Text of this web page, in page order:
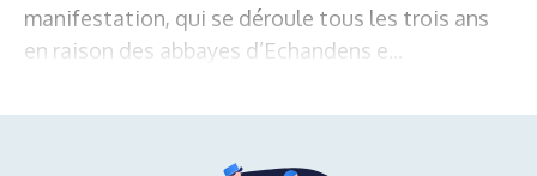
manifestation, qui se déroule tous les trois ans
en raison des abbayes d’Echandens e...